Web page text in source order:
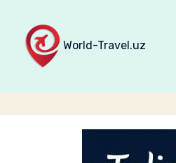
World-Travel.uz